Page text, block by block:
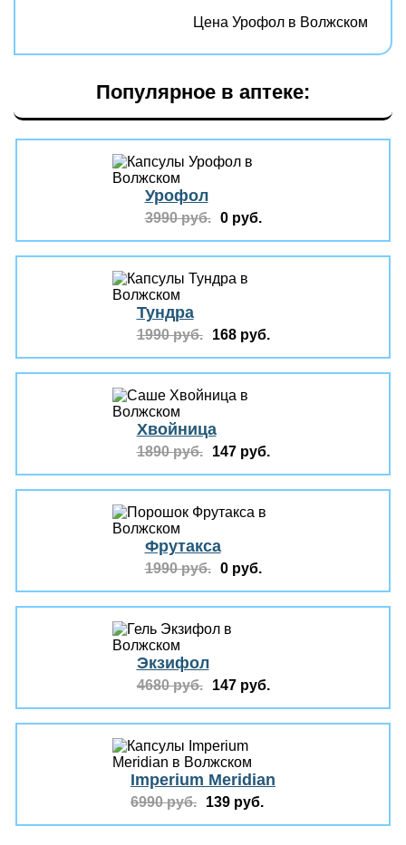
Цена Урофол в Волжском
Популярное в аптеке:
Урофол
3990 руб. 0 руб.
Тундра
1990 руб. 168 руб.
Хвойница
1890 руб. 147 руб.
Фрутакса
1990 руб. 0 руб.
Экзифол
4680 руб. 147 руб.
Imperium Meridian
6990 руб. 139 руб.